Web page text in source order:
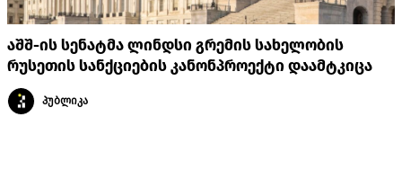
აშშ-ის სენატმა ლინდსი გრემის სახელობის
რუსეთის სანქციების კანონპროექტი დაამტკიცა
პუბლიკა